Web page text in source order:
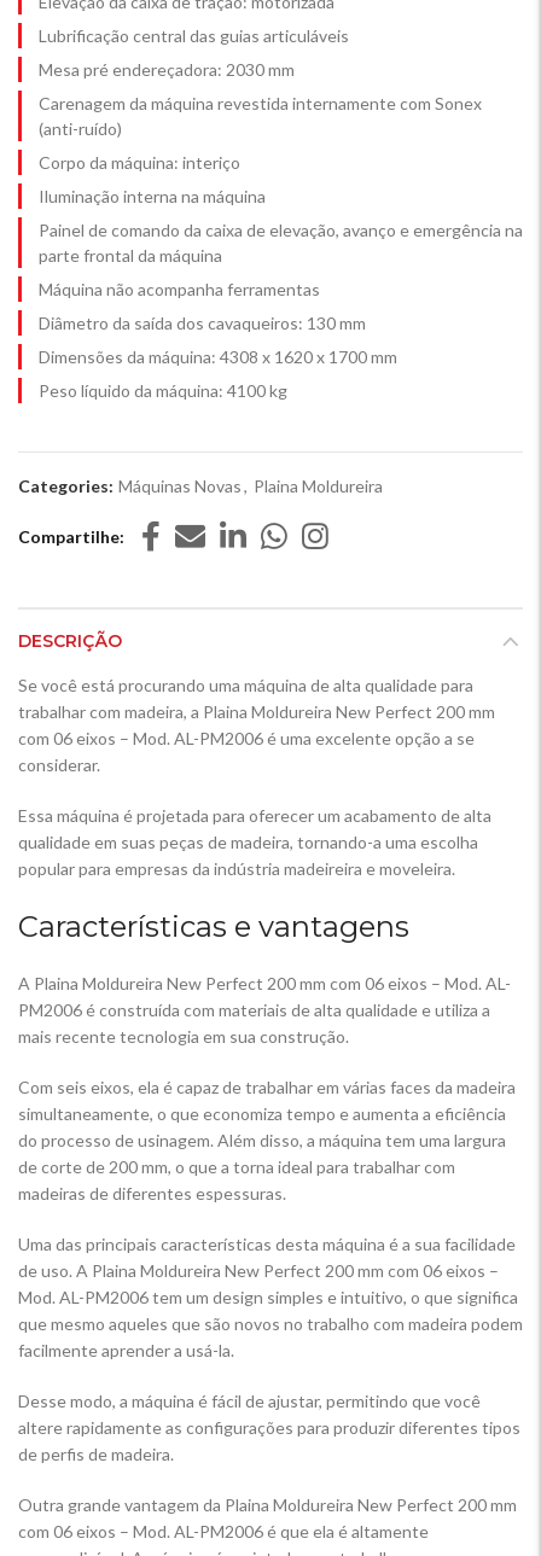
Lubrificação central das guias articuláveis
Mesa pré endereçadora: 2030 mm
Carenagem da máquina revestida internamente com Sonex
(anti-ruído)
Corpo da máquina: interiço
Iluminação interna na máquina
Painel de comando da caixa de elevação, avanço e emergência na
parte frontal da máquina
Máquina não acompanha ferramentas
Diâmetro da saída dos cavaqueiros: 130 mm
Dimensões da máquina: 4308 x 1620 x 1700 mm
Peso líquido da máquina: 4100 kg
Categories: Máquinas Novas, Plaina Moldureira
Compartilhe
DESCRIÇÃO
Se você está procurando uma máquina de alta qualidade para
trabalhar com madeira, a Plaina Moldureira New Perfect 200 mm
com 06 eixos – Mod. AL-PM2006 é uma excelente opção a se
considerar.
Essa máquina é projetada para oferecer um acabamento de alta
qualidade em suas peças de madeira, tornando-a uma escolha
popular para empresas da indústria madeireira e moveleira.
Características e vantagens
A Plaina Moldureira New Perfect 200 mm com 06 eixos – Mod. AL-
PM2006 é construída com materiais de alta qualidade e utiliza a
mais recente tecnologia em sua construção.
Com seis eixos, ela é capaz de trabalhar em várias faces da madeira
simultaneamente, o que economiza tempo e aumenta a eficiência
do processo de usinagem. Além disso, a máquina tem uma largura
de corte de 200 mm, o que a torna ideal para trabalhar com
madeiras de diferentes espessuras.
Uma das principais características desta máquina é a sua facilidade
de uso. A Plaina Moldureira New Perfect 200 mm com 06 eixos –
Mod. AL-PM2006 tem um design simples e intuitivo, o que significa
que mesmo aqueles que são novos no trabalho com madeira podem
facilmente aprender a usá-la.
Desse modo, a máquina é fácil de ajustar, permitindo que você
altere rapidamente as configurações para produzir diferentes tipos
de perfis de madeira.
Outra grande vantagem da Plaina Moldureira New Perfect 200 mm
com 06 eixos – Mod. AL-PM2006 é que ela é altamente